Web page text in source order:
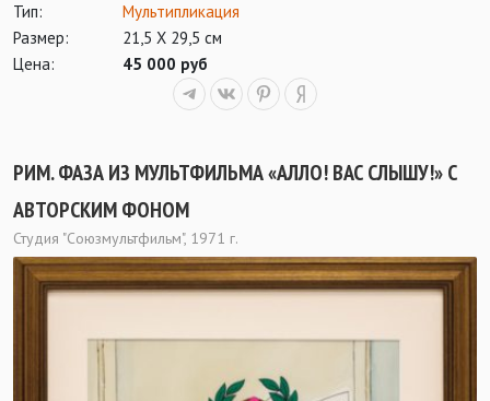
Тип:
Мультипликация
Размер:
21,5 Х 29,5 см
Цена:
45 000 руб
РИМ. ФАЗА ИЗ МУЛЬТФИЛЬМА «АЛЛО! ВАС СЛЫШУ!» С
АВТОРСКИМ ФОНОМ
Студия "Союзмультфильм", 1971 г.